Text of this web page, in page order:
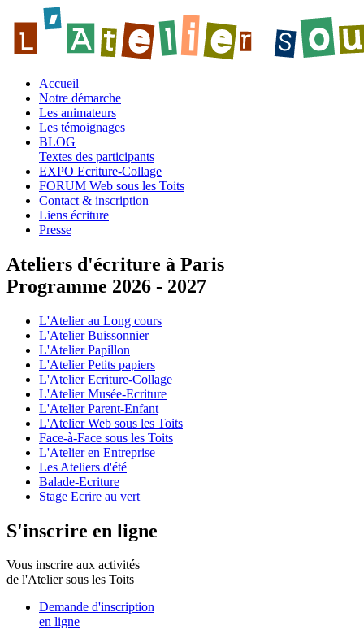
Accueil
Notre démarche
Les animateurs
Les témoignages
BLOG
Textes des participants
EXPO Ecriture-Collage
FORUM Web sous les Toits
Contact & inscription
Liens écriture
Presse
Ateliers d'écriture à Paris
Programme 2026 - 2027
L'Atelier au Long cours
L'Atelier Buissonnier
L'Atelier Papillon
L'Atelier Petits papiers
L'Atelier Ecriture-Collage
L'Atelier Musée-Ecriture
L'Atelier Parent-Enfant
L'Atelier Web sous les Toits
Face-à-Face sous les Toits
L'Atelier en Entreprise
Les Ateliers d'été
Balade-Ecriture
Stage Ecrire au vert
S'inscrire en ligne
Vous inscrire aux activités
de l'Atelier sous les Toits
Demande d'inscription
en ligne